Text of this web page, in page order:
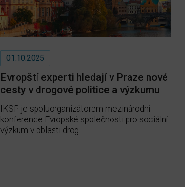
01.10.2025
Evropští experti hledají v Praze nové
cesty v drogové politice a výzkumu
IKSP je spoluorganizátorem mezinárodní
konference Evropské společnosti pro sociální
výzkum v oblasti drog.